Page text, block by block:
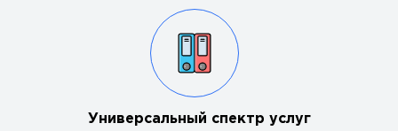
Универсальный спектр услуг